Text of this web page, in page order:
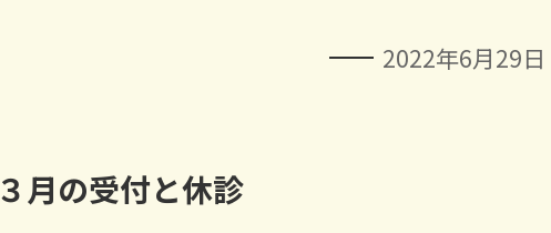
2022年6月29日
３月の受付と休診